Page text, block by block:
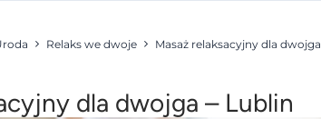
Relaks we dwoje Masaż relaksacyjny dla dwojga
dla dwojga – Lublin